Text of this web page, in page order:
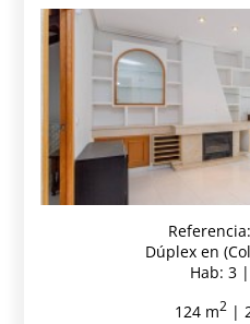
Referencia:
Dúplex en
Hab: 3
124 m2 |